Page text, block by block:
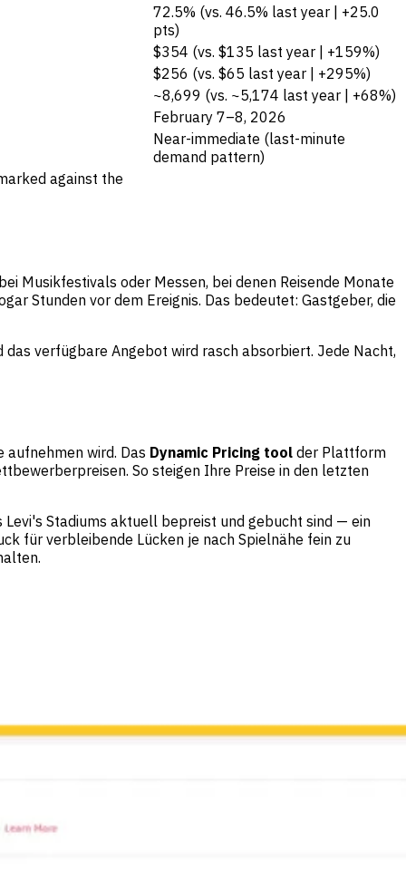
72.5% (vs. 46.5% last year | +25.0
pts)
$354 (vs. $135 last year | +159%)
$256 (vs. $65 last year | +295%)
~8,699 (vs. ~5,174 last year | +68%)
February 7–8, 2026
Near-immediate (last-minute
demand pattern)
against the
Musikfestivals oder Messen, bei denen Reisende Monate
Stunden vor dem Ereignis. Das bedeutet: Gastgeber, die
verfügbare Angebot wird rasch absorbiert. Jede Nacht,
wird. Das Dynamic Pricing tool der Plattform
So steigen Ihre Preise in den letzten
Stadiums aktuell bepreist und gebucht sind — ein
für verbleibende Lücken je nach Spielnähe fein zu